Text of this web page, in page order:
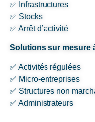
✅ Infrastructures
✅ Stocks
✅ Arrêt d’activité
Solutions sur mesure
✅ Activités régulées
✅ Micro-entreprises
✅ Structures non
✅ Administrateurs